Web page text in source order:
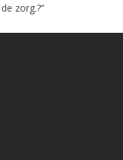
zorg.?”